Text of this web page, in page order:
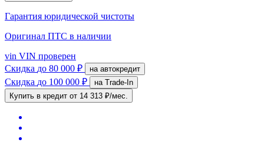
Гарантия юридической чистоты
Оригинал ПТС в наличии
vin VIN проверен
Скидка до 80 000 ₽ на автокредит
Скидка до 100 000 ₽
на Trade-In
Купить в кредит от 14 313 ₽/мес.